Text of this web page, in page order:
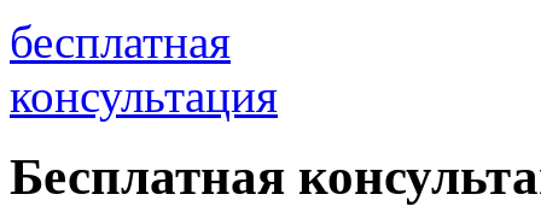
бесплатная
консультация
Бесплатная